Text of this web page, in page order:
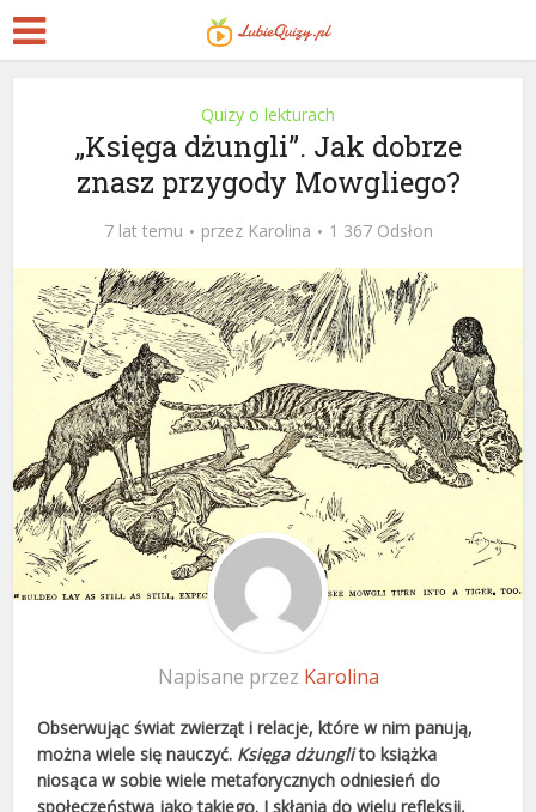
Quizy o lekturach
„Księga dżungli”. Jak dobrze
znasz przygody Mowgliego?
7 lat temu przez Karolina 1 367 Odsłon
Napisane przez Karolina
Obserwując świat zwierząt i relacje, które w nim panują,
można wiele się nauczyć. Księga dżunglito książka
niosąca w sobie wiele metaforycznych odniesień do
społeczeństwa jako takiego. I skłania do wielu refleksji,